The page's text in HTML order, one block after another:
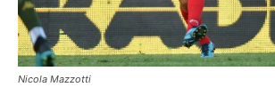
Nicola Mazzotti